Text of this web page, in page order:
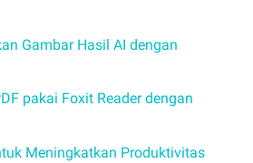
Gambar Hasil AI dengan
pakai Foxit Reader dengan
Meningkatkan Produktivitas